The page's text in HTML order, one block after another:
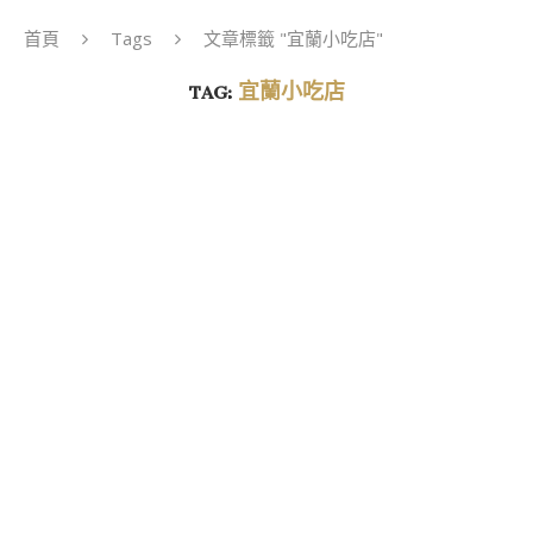
首頁 Tags 文章標籤 "宜蘭小吃店"
TAG:宜蘭小吃店